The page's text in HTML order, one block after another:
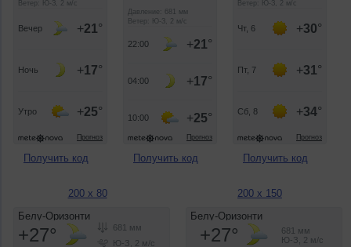
Получить код Получить код Получить код
200 x 80 200 x 150